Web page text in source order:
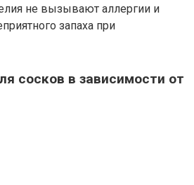
не вызывают аллергии и
запаха при
сосков в зависимости от